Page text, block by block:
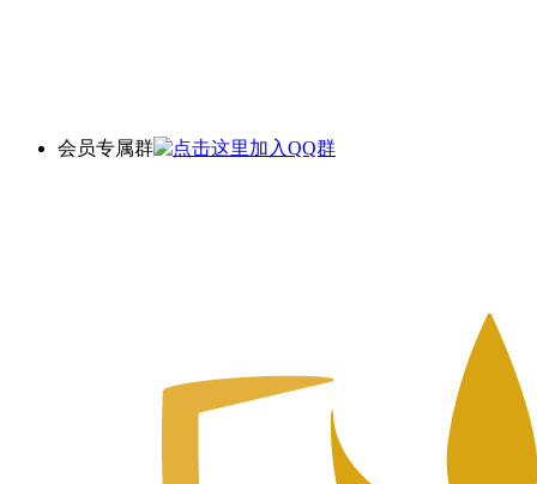
会员专属群